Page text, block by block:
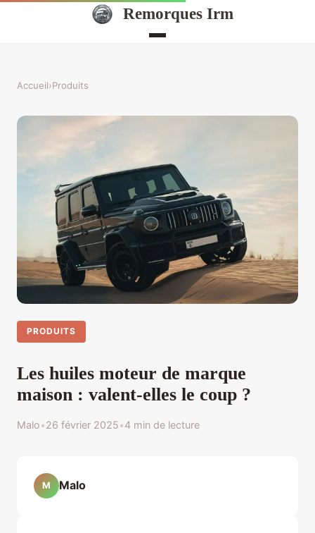
Remorques Irm
Accueil›Produits
PRODUITS
Les huiles moteur de marque
maison : valent-elles le coup ?
Malo•26 février 2025•4 min de lecture
M Malo